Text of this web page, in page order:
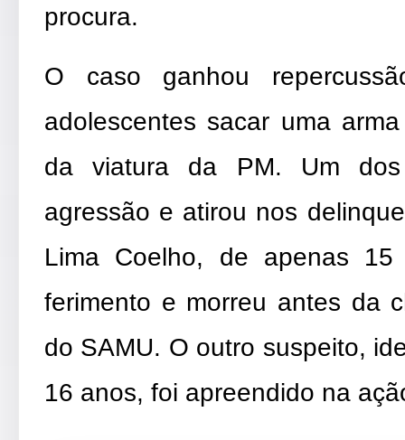
procura.
O caso ganhou
adolescentes sacar uma
da viatura da PM. Um
agressão e atirou nos
Lima Coelho, de apenas
ferimento e morreu antes da
do SAMU. O outro suspeito,
16 anos, foi apreendido na